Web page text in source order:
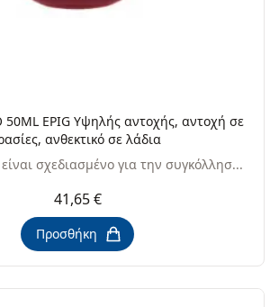
50ML EPIG Υψηλής αντοχής, αντοχή σε
ανθεκτικό σε λάδια
σχεδιασμένο για την συγκόλλησ...
41,65 €
Προσθήκη